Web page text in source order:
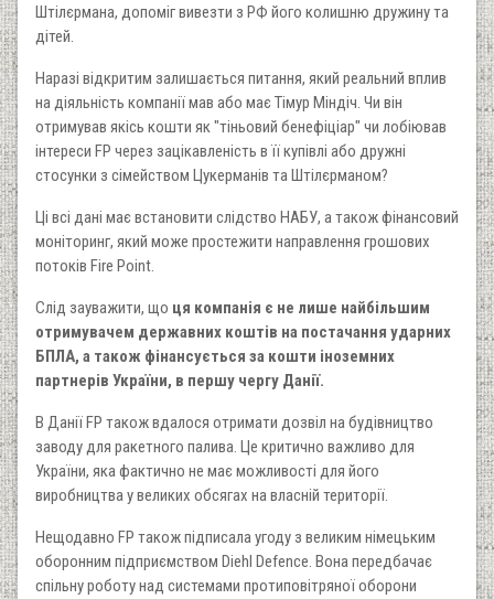
Штілєрмана, допоміг вивезти з РФ його колишню дружину та
дітей.
Наразі відкритим залишається питання, який реальний вплив
на діяльність компанії мав або має Тімур Міндіч. Чи він
отримував якісь кошти як "тіньовий бенефіціар" чи лобіював
інтереси FP через зацікавленість в її купівлі або дружні
стосунки з сімейством Цукерманів та Штілєрманом?
Ці всі дані має встановити слідство НАБУ, а також фінансовий
моніторинг, який може простежити направлення грошових
потоків Fire Point.
Слід зауважити, що ця компанія є не лише найбільшим
отримувачем державних коштів на постачання ударних
БПЛА, а також фінансується за кошти іноземних
партнерів України, в першу чергу Данії.
В Данії FP також вдалося отримати дозвіл на будівництво
заводу для ракетного палива. Це критично важливо для
України, яка фактично не має можливості для його
виробництва у великих обсягах на власній території.
Нещодавно FP також підписала угоду з великим німецьким
оборонним підприємством Diehl Defenсe. Вона передбачає
спільну роботу над системами протиповітряної оборони